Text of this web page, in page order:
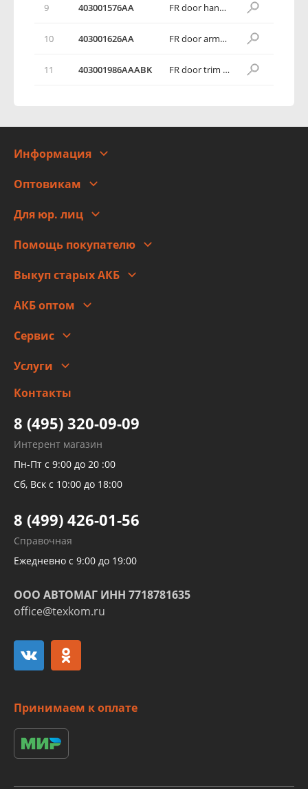
9 403001576AA FR door handle box gasket RH
10 403001626AA FR door armrest block cover RH
11 403001986AAABK FR door trim panel assy RH
Информация
Адреса
Новости
Правовая информация
Оптовикам
Для юр. лиц
Помощь покупателю
Оплата
Гарантии и возврат
Выкуп старых АКБ
АКБ оптом
Сервис
Заправка кондиционера авто
Детейлинг
Услуги
высокого давления
Тормозных трубок
Рукавов гидроусилителей
Рукавов компрессоров и турбин
Трубок кондиционеров
Развертка пайка медных стальных
алюминиевых трубок и штуцеров
Контакты
8 (495) 320-09-09
Интерент магазин
Пн-Пт с 9:00 до 20 :00
Сб, Вск с 10:00 до 18:00
8 (499) 426-01-56
Справочная
Ежедневно с 9:00 до 19:00
ООО АВТОМАГ ИНН 7718781635
office@texkom.ru
Принимаем к оплате